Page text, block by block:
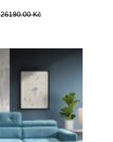
26190.00 Kč